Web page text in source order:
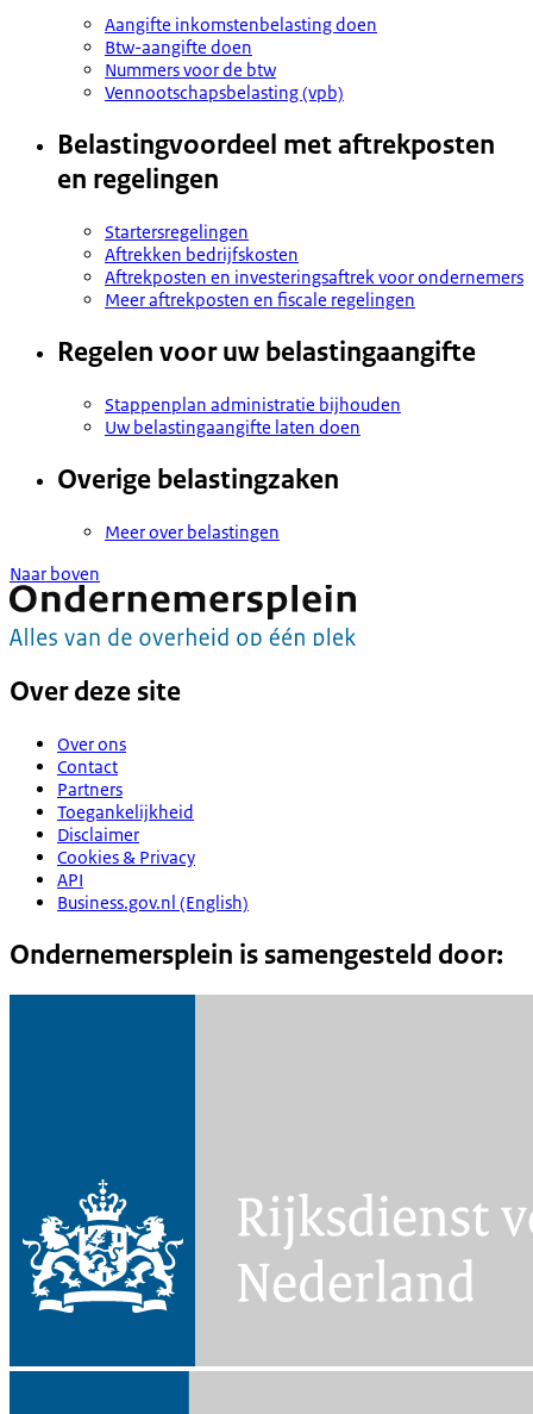
Aangifte inkomstenbelasting doen
Btw-aangifte doen
Nummers voor de btw
Vennootschapsbelasting (vpb)
Belastingvoordeel met aftrekposten
en regelingen
Startersregelingen
Aftrekken bedrijfskosten
Aftrekposten en investeringsaftrek voor ondernemers
Meer aftrekposten en fiscale regelingen
Regelen voor uw belastingaangifte
Stappenplan administratie bijhouden
Uw belastingaangifte laten doen
Overige belastingzaken
Meer over belastingen
Naar boven
Over deze site
Over ons
Contact
Partners
Toegankelijkheid
Disclaimer
Cookies & Privacy
API
Business.gov.nl (English)
Ondernemersplein is samengesteld door: